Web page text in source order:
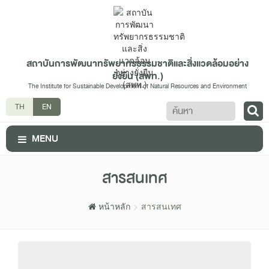
สถาบันการพัฒนาทรัพยากรธรรมชาติและสิ่งแวดล้อมอย่าง
ยั่งยืน (สพท.)
The Institute for Sustainable Development of Natural Resources and Environment
TH EN ค้นหา
MENU
สารสนเทศ
หน้าหลัก สารสนเทศ